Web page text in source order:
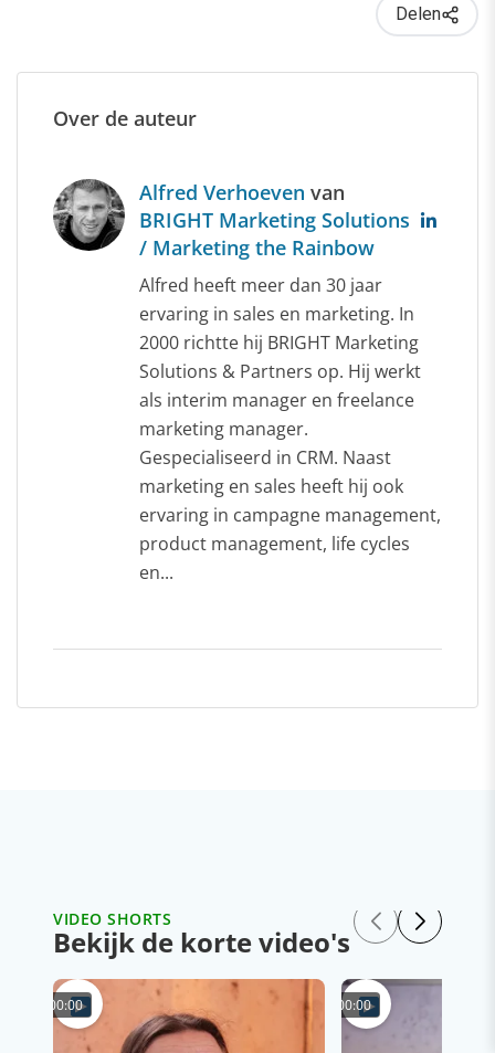
Delen
Over de auteur
Alfred Verhoeven van
BRIGHT Marketing Solutions
/ Marketing the Rainbow
Alfred heeft meer dan 30 jaar
ervaring in sales en marketing. In
2000 richtte hij BRIGHT Marketing
Solutions & Partners op. Hij werkt
als interim manager en freelance
marketing manager.
Gespecialiseerd in CRM. Naast
marketing en sales heeft hij ook
ervaring in campagne management,
product management, life cycles
en...
VIDEO SHORTS
Bekijk de korte video's
00:00 00:00